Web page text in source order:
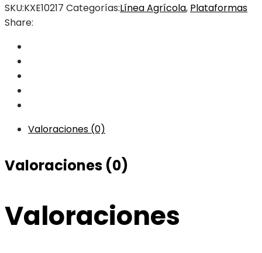
SKU:KXE10217 Categorías:Línea Agrícola, Plataformas
Share:
Valoraciones (0)
Valoraciones (0)
Valoraciones